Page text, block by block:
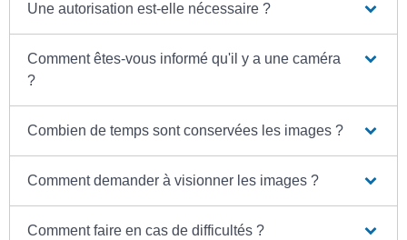
Une autorisation est-elle nécessaire ?
Comment êtes-vous informé qu'il y a une caméra
?
Combien de temps sont conservées les images ?
Comment demander à visionner les images ?
Comment faire en cas de difficultés ?